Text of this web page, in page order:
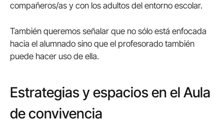
compañeros/as y con los adultos del entorno escolar.
También queremos señalar que no sólo está enfocada
hacia el alumnado sino que el profesorado también
puede hacer uso de ella.
Estrategias y espacios en el Aula
de convivencia